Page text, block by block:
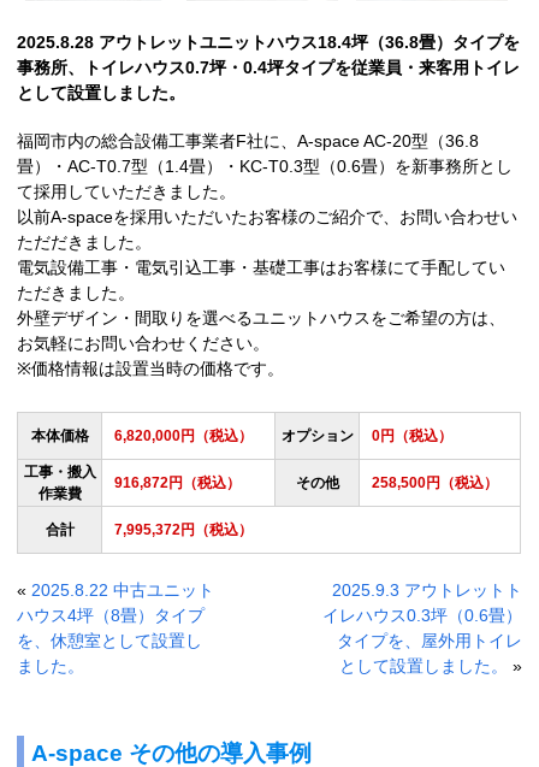
2025.8.28 アウトレットユニットハウス18.4坪（36.8畳）タイプを
事務所、トイレハウス0.7坪・0.4坪タイプを従業員・来客用トイレ
として設置しました。
福岡市内の総合設備工事業者F社に、A-space AC-20型（36.8
畳）・AC-T0.7型（1.4畳）・KC-T0.3型（0.6畳）を新事務所とし
て採用していただきました。
以前A-spaceを採用いただいたお客様のご紹介で、お問い合わせい
ただだきました。
電気設備工事・電気引込工事・基礎工事はお客様にて手配してい
ただきました。
外壁デザイン・間取りを選べるユニットハウスをご希望の方は、
お気軽にお問い合わせください。
※価格情報は設置当時の価格です。
本体価格 6,820,000円（税込） オプション 0円（税込）
工事・搬入
作業費
916,872円（税込） その他 258,500円（税込）
合計 7,995,372円（税込）
« 2025.8.22 中古ユニット
ハウス4坪（8畳）タイプ
を、休憩室として設置し
ました。
2025.9.3 アウトレットト
イレハウス0.3坪（0.6畳）
タイプを、屋外用トイレ
として設置しました。
»
A-space その他の導入事例